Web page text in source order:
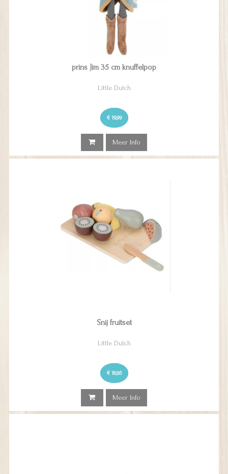
prins Jim 35 cm knuffelpop
Little Dutch
€ 19,99
Meer Info
Snij fruitset
Little Dutch
€ 16,95
Meer Info